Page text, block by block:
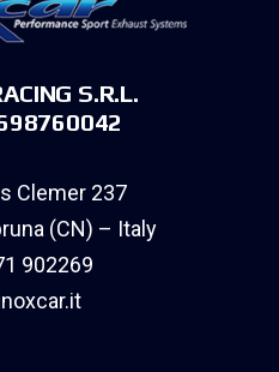
S.R.L.
Clemer 237
(CN) – Italy
902269